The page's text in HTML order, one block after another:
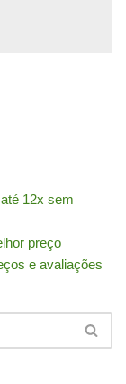
12x sem
preço
e avaliações